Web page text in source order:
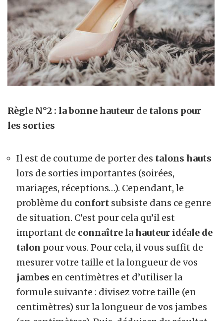
Règle N°2 : la bonne hauteur de talons pour
les sorties
Il est de coutume de porter des talons hauts
lors de sorties importantes (soirées,
mariages, réceptions…). Cependant, le
problème du confort subsiste dans ce genre
de situation. C’est pour cela qu’il est
important de connaître la hauteur idéale de
talon pour vous. Pour cela, il vous suffit de
mesurer votre taille et la longueur de vos
jambes en centimètres et d’utiliser la
formule suivante : divisez votre taille (en
centimètres) sur la longueur de vos jambes